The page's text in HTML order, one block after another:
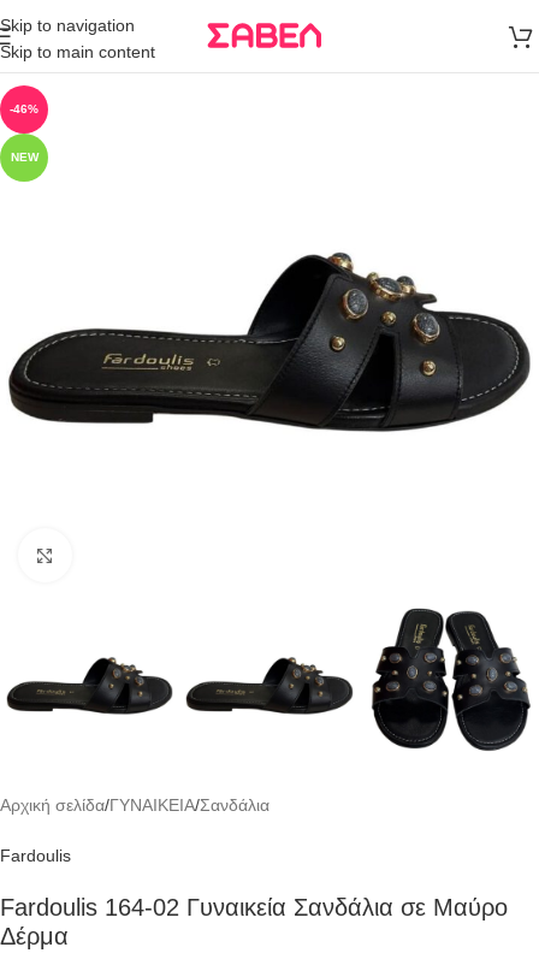
Skip to navigation
Skip to main content
άνω των 80€
Παραγγελία
-46%
NEW
Αρχική σελίδα/ΓΥΝΑΙΚΕΙΑ/Σανδάλια
Fardoulis
Fardoulis 164-02 Γυναικεία Σανδάλια σε Μαύρο
Δέρμα